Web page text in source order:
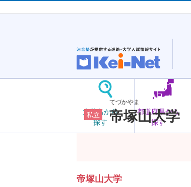
大学名から
探す
都道府県から
探す
私立
てづかやま
帝塚山大学
帝塚山大学